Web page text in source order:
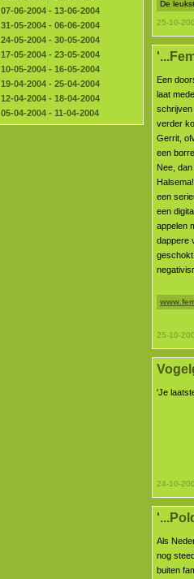
07-06-2004 - 13-06-2004
31-05-2004 - 06-06-2004
24-05-2004 - 30-05-2004
17-05-2004 - 23-05-2004
10-05-2004 - 16-05-2004
19-04-2004 - 25-04-2004
12-04-2004 - 18-04-2004
05-04-2004 - 11-04-2004
De
25-10-
Een
laat
schrijven
verder
Gerrit,
een
Nee,
een
een
appelen
dappere
25-10-
'Je
24-10-
Als
nog
buiten